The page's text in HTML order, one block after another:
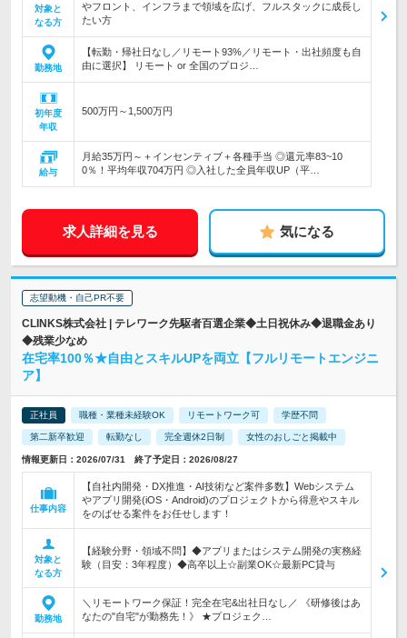
対象と
なる方
やフロント、インフラまで領域を広げ、フルスタックに成長し
たい方
勤務地
【転勤・帰社日なし／リモート93%／リモート・出社頻度も自
由に選択】 リモート or 全国のプロジ…
初年度
年収
500万円～1,500万円
給与
月給35万円～＋インセンティブ＋各種手当 ◎還元率83~10
0％！平均年収704万円 ◎入社した全員年収UP（平…
求人詳細を見る 気になる
志望動機・自己PR不要
CLINKS株式会社 | テレワーク先駆者百選企業◆土日祝休み◆退職金あり
◆残業少なめ
在宅率100％★自由とスキルUPを両立【フルリモートエンジニ
ア】
正社員 職種・業種未経験OK リモートワーク可 学歴不問
第二新卒歓迎 転勤なし 完全週休2日制 女性のおしごと掲載中
情報更新日：2026/07/31 終了予定日：2026/08/27
仕事内容
【自社内開発・DX推進・AI技術など案件多数】Webシステム
やアプリ開発(iOS・Android)のプロジェクトから得意やスキル
をのばせる案件をお任せします！
対象と
なる方
【経験分野・領域不問】◆アプリまたはシステム開発の実務経
験（目安：3年程度）◆高卒以上☆副業OK☆最新PC貸与
勤務地
＼リモートワーク保証！完全在宅&出社日なし／ 《研修後はあ
なたの"自宅"が勤務先！》 ★プロジェク…